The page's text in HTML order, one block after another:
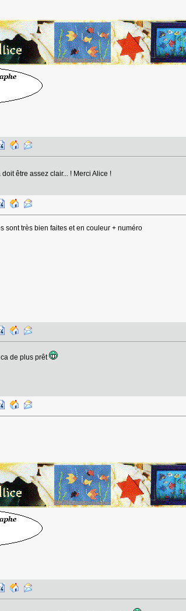
être assez clair... ! Merci Alice !
sont très bien faites et en couleur + numéro
de plus prêt